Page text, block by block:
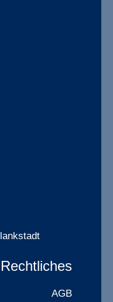
Rechtliches
AGB